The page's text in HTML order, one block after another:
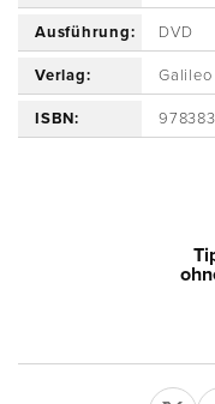
Ausführung: DVD
Verlag: Galileo
ISBN: